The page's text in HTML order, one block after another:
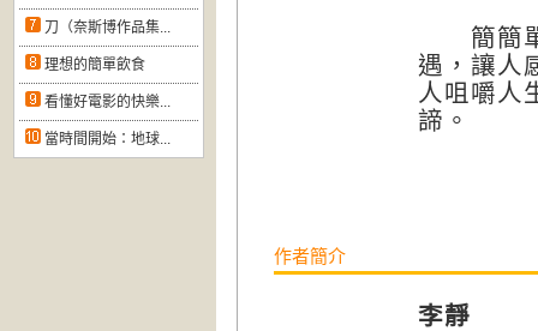
刀（奈斯博作品集...
理想的簡單飲食
看懂好電影的快樂...
當時間開始：地球...
簡簡單
遇，讓人
人咀嚼人
諦。
作者簡介
李靜